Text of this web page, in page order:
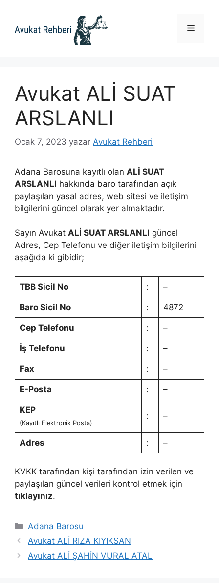
Menü
Avukat ALİ SUAT
ARSLANLI
Ocak 7, 2023 yazar Avukat Rehberi
Adana Barosuna kayıtlı olan ALİ SUAT
ARSLANLI hakkında baro tarafından açık
paylaşılan yasal adres, web sitesi ve iletişim
bilgilerini güncel olarak yer almaktadır.
Sayın Avukat ALİ SUAT ARSLANLI güncel
Adres, Cep Telefonu ve diğer iletişim bilgilerini
aşağıda ki gibidir;
TBB Sicil No : –
Baro Sicil No : 4872
Cep Telefonu : –
İş Telefonu : –
Fax : –
E-Posta : –
KEP
(Kayıtlı Elektronik Posta)
: –
Adres : –
KVKK tarafından kişi tarafından izin verilen ve
paylaşılan güncel verileri kontrol etmek için
tıklayınız.
Kategoriler
Adana Barosu
Avukat ALİ RIZA KIYIKSAN
Avukat ALİ ŞAHİN VURAL ATAL